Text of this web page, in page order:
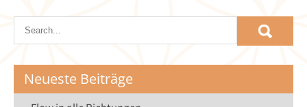
Neueste Beiträge